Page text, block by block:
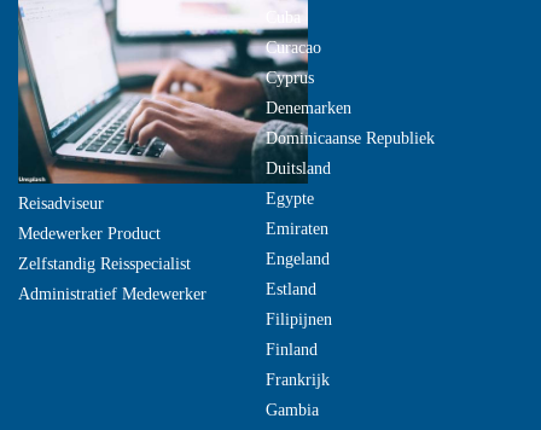
Reisadviseur
Medewerker Product
Zelfstandig Reisspecialist
Administratief Medewerker
Cuba
Curacao
Cyprus
Denemarken
Dominicaanse Republiek
Duitsland
Egypte
Emiraten
Engeland
Estland
Filipijnen
Finland
Frankrijk
Gambia